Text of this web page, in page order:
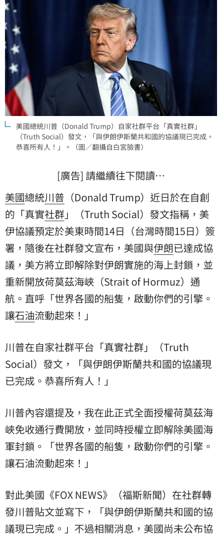
美國總統川普（Donald Trump）自家社群平台「真實社群」
（Truth Social）發文，「與伊朗伊斯蘭共和國的協議現已完成。
恭喜所有人！」。（圖／翻攝自白宮臉書）
[廣告] 請繼續往下閱讀…
美國總統川普 （Donald Trump）近日於在自創
的「真實社群」（Truth Social）發文指稱，美
伊協議預定於美東時間14日（台灣時間15日）簽
署，隨後在社群發文宣布，美國與伊朗已達成協
議，美方將立即解除對伊朗實施的海上封鎖，並
重新開放荷莫茲海峽（Strait of Hormuz）通
航。直呼「世界各國的船隻，啟動你們的引擎。
讓石油流動起來！」
川普在自家社群平台「真實社群」（Truth
Social）發文，「與伊朗伊斯蘭共和國的協議現
已完成。恭喜所有人！」
川普內容還提及，我在此正式全面授權荷莫茲海
峽免收通行費開放，並同時授權立即解除美國海
軍封鎖。「世界各國的船隻，啟動你們的引擎。
讓石油流動起來！」
對此美國《FOX NEWS》（福斯新聞）在社群轉
發川普貼文並寫下，「與伊朗伊斯蘭共和國的協
議現已完成。」不過相關消息，美國尚未公布協